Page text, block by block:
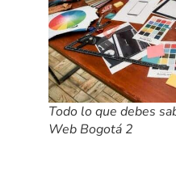
Todo lo que debes
Web Bogotá 2